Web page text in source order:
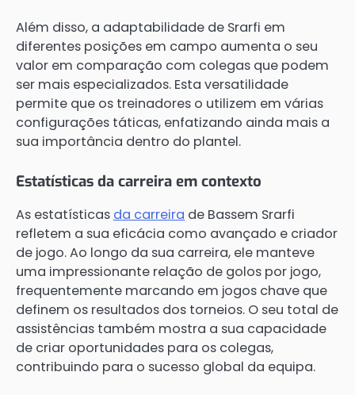
Além disso, a adaptabilidade de Srarfi em
diferentes posições em campo aumenta o seu
valor em comparação com colegas que podem
ser mais especializados. Esta versatilidade
permite que os treinadores o utilizem em várias
configurações táticas, enfatizando ainda mais a
sua importância dentro do plantel.
Estatísticas da carreira em contexto
As estatísticas da carreira de Bassem Srarfi
refletem a sua eficácia como avançado e criador
de jogo. Ao longo da sua carreira, ele manteve
uma impressionante relação de golos por jogo,
frequentemente marcando em jogos chave que
definem os resultados dos torneios. O seu total de
assistências também mostra a sua capacidade
de criar oportunidades para os colegas,
contribuindo para o sucesso global da equipa.